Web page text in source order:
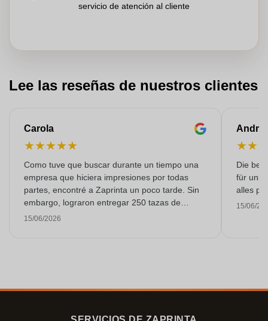
servicio de atención al cliente
Lee las reseñas de nuestros clientes
Carola
★★★★★
Como tuve que buscar durante un tiempo una
empresa que hiciera impresiones por todas
partes, encontré a Zaprinta un poco tarde. Sin
embargo, lograron entregar 250 tazas de
esmalte con una impresión excelente a tiempo.
15/06/2026
★★
Die
für
alles
15/06/